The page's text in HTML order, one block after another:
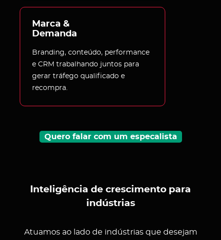
Marca &
Demanda
Branding, conteúdo, performance
e CRM trabalhando juntos para
gerar tráfego qualificado e
recompra.
Quero falar com um especalista
Inteligência de crescimento para
indústrias
Atuamos ao lado de indústrias que desejam